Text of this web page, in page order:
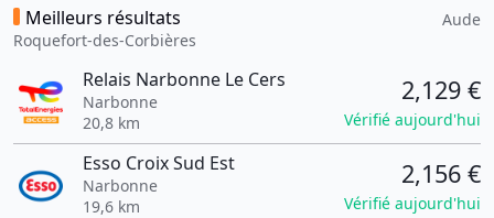
Meilleurs résultats
Roquefort-des-Corbières
Aude
Relais Narbonne Le Cers
Narbonne
20,8 km
2,129 €
Vérifié aujourd'hui
Esso Croix Sud Est
Narbonne
19,6 km
2,156 €
Vérifié aujourd'hui